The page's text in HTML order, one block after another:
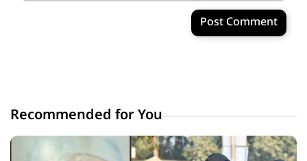
Post Comment
Recommended for You